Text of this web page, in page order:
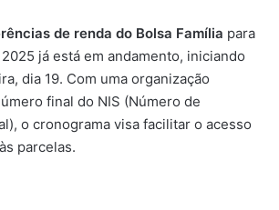
de renda do Bolsa Família para
já está em andamento, iniciando
dia 19. Com uma organização
final do NIS (Número de
o cronograma visa facilitar o acesso
parcelas.